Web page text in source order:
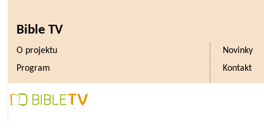
Bible TV
O projektu
Novinky
Program
Kontakt